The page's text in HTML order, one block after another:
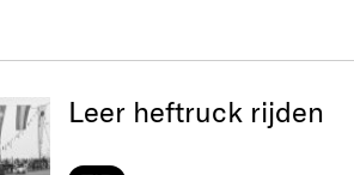
Leer heftruck rijden